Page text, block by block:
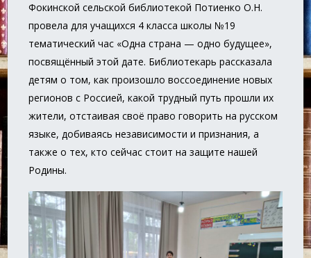
Фокинской сельской библиотекой Потиенко О.Н.
провела для учащихся 4 класса школы №19
тематический час «Одна страна — одно будущее»,
посвящённый этой дате. Библиотекарь рассказала
детям о том, как произошло воссоединение новых
регионов с Россией, какой трудный путь прошли их
жители, отстаивая своё право говорить на русском
языке, добиваясь независимости и признания, а
также о тех, кто сейчас стоит на защите нашей
Родины.